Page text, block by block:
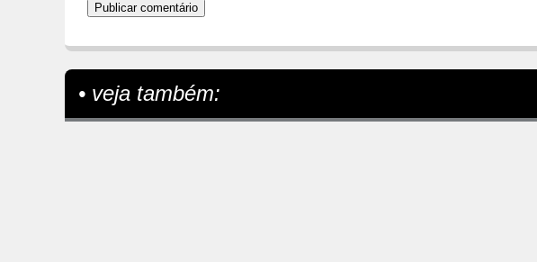
• veja também: